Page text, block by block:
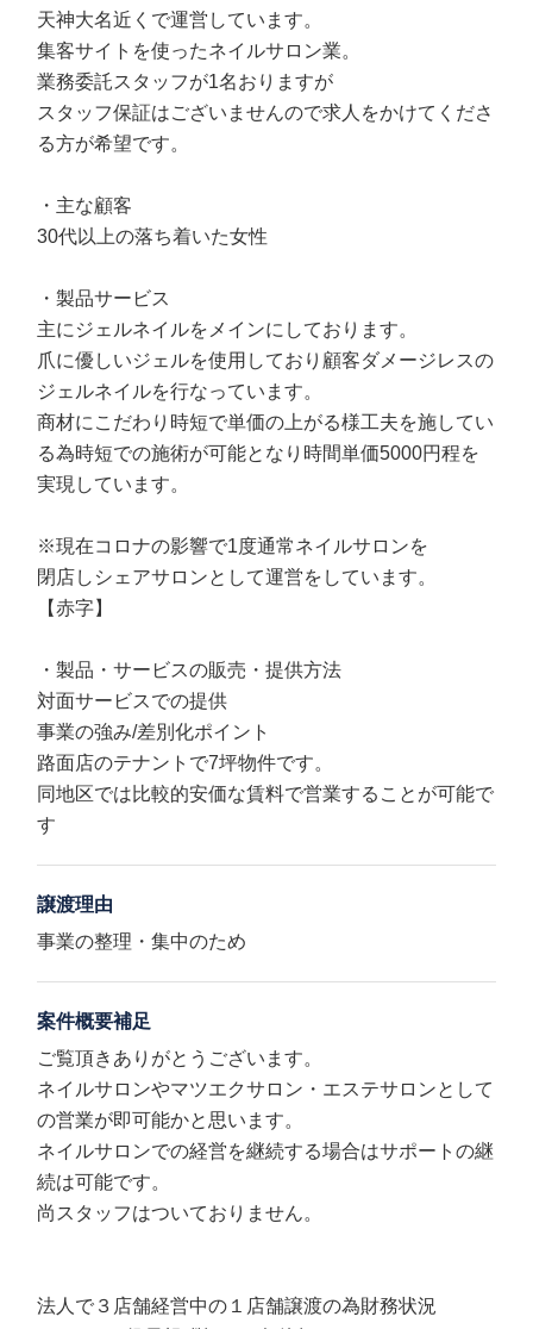
天神大名近くで運営しています。
集客サイトを使ったネイルサロン業。
業務委託スタッフが1名おりますが
スタッフ保証はございませんので求人をかけてくださ
る方が希望です。
・主な顧客
30代以上の落ち着いた女性
・製品サービス
主にジェルネイルをメインにしております。
爪に優しいジェルを使用しており顧客ダメージレスの
ジェルネイルを行なっています。
商材にこだわり時短で単価の上がる様工夫を施してい
る為時短での施術が可能となり時間単価5000円程を
実現しています。
※現在コロナの影響で1度通常ネイルサロンを
閉店しシェアサロンとして運営をしています。
【赤字】
・製品・サービスの販売・提供方法
対面サービスでの提供
事業の強み/差別化ポイント
路面店のテナントで7坪物件です。
同地区では比較的安価な賃料で営業することが可能で
す
譲渡理由
事業の整理・集中のため
案件概要補足
ご覧頂きありがとうございます。
ネイルサロンやマツエクサロン・エステサロンとして
の営業が即可能かと思います。
ネイルサロンでの経営を継続する場合はサポートの継
続は可能です。
尚スタッフはついておりません。
法人で３店舗経営中の１店舗譲渡の為財務状況